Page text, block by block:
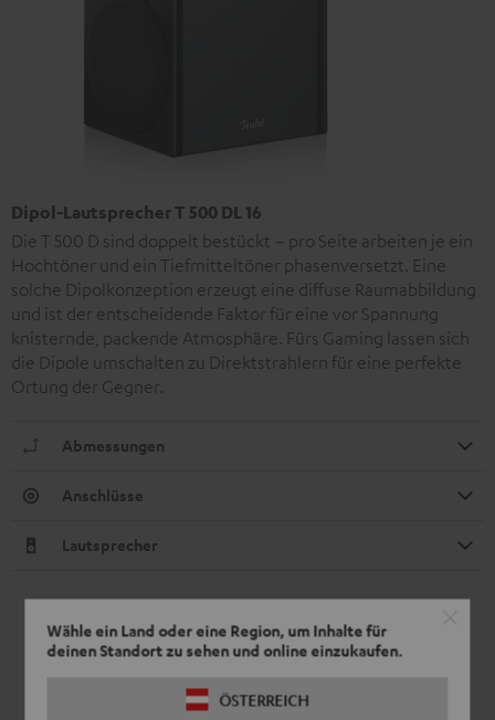
Wähle ein Land oder eine Region, um Inhalte für
deinen Standort zu sehen und online einzukaufen.
ÖSTERREICH
Dipol-Lautsprecher T 500 DL 16
Die T 500 D sind doppelt bestückt – pro Seite arbeiten je ein
Hochtöner und ein Tiefmitteltöner phasenversetzt. Eine
solche Dipolkonzeption erzeugt eine diffuse Raumabbildung
und ist der entscheidende Faktor für eine vor Spannung
knisternde, packende Atmosphäre. Fürs Gaming lassen sich
die Dipole umschalten zu Direktstrahlern für eine perfekte
Ortung der Gegner.
Abmessungen
Anschlüsse
Lautsprecher